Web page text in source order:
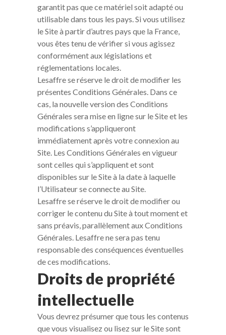
garantit pas que ce matériel soit adapté ou
utilisable dans tous les pays. Si vous utilisez
le Site à partir d’autres pays que la France,
vous êtes tenu de vérifier si vous agissez
conformément aux législations et
réglementations locales.
Lesaffre se réserve le droit de modifier les
présentes Conditions Générales. Dans ce
cas, la nouvelle version des Conditions
Générales sera mise en ligne sur le Site et les
modifications s’appliqueront
immédiatement après votre connexion au
Site. Les Conditions Générales en vigueur
sont celles qui s’appliquent et sont
disponibles sur le Site à la date à laquelle
l’Utilisateur se connecte au Site.
Lesaffre se réserve le droit de modifier ou
corriger le contenu du Site à tout moment et
sans préavis, parallèlement aux Conditions
Générales. Lesaffre ne sera pas tenu
responsable des conséquences éventuelles
de ces modifications.
Droits de propriété
intellectuelle
Vous devrez présumer que tous les contenus
que vous visualisez ou lisez sur le Site sont